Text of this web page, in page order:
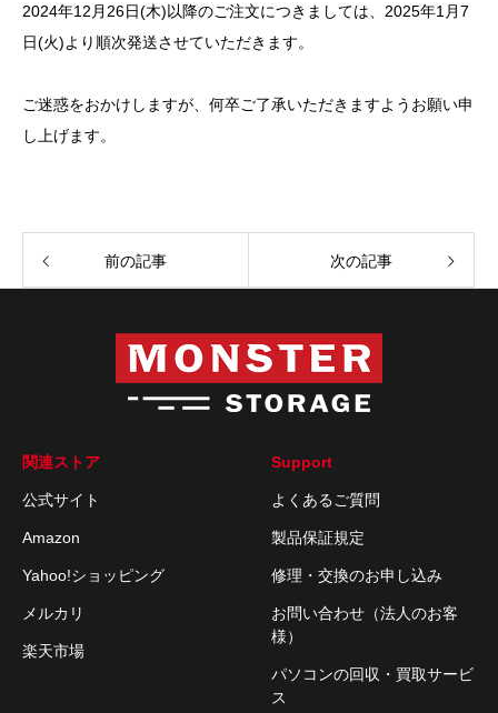
2024年12月26日(木)以降のご注文につきましては、2025年1月7
日(火)より順次発送させていただきます。
ご迷惑をおかけしますが、何卒ご了承いただきますようお願い申
し上げます。
前の記事 次の記事
関連ストア
公式サイト
Amazon
Yahoo!ショッピング
メルカリ
楽天市場
Support
よくあるご質問
製品保証規定
修理・交換のお申し込み
お問い合わせ（法人のお客
様）
パソコンの回収・買取サービ
ス